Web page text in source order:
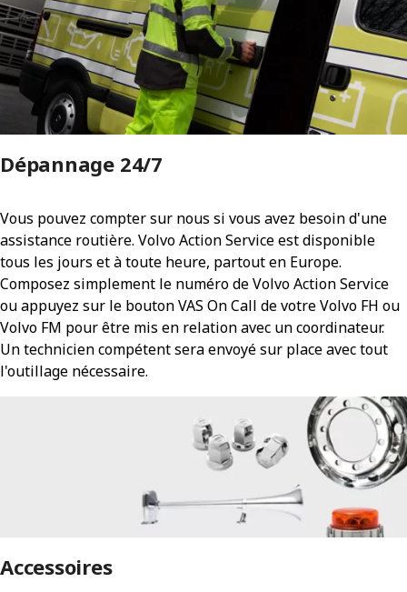
Dépannage 24/7
Vous pouvez compter sur nous si vous avez besoin d'une
assistance routière. Volvo Action Service est disponible
tous les jours et à toute heure, partout en Europe.
Composez simplement le numéro de Volvo Action Service
ou appuyez sur le bouton VAS On Call de votre Volvo FH ou
Volvo FM pour être mis en relation avec un coordinateur.
Un technicien compétent sera envoyé sur place avec tout
l'outillage nécessaire.
Accessoires